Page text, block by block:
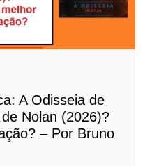
A Odisseia de
Nolan (2026)?
– Por Bruno